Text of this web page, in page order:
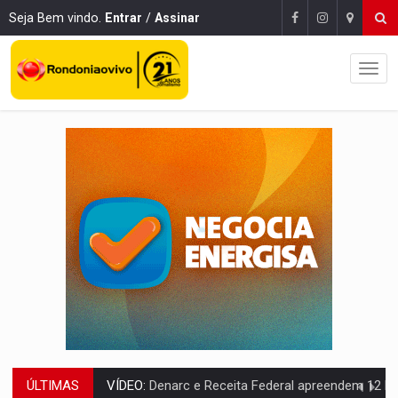
Seja Bem vindo. Entrar / Assinar
ÚLTIMAS OPERAÇÃO DA PC:Membros do CV são presos com armas e drogas após